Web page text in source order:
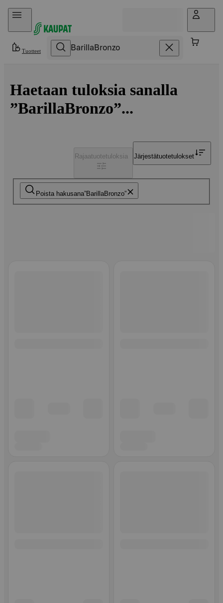
Hyppää sisältöön
Tuotteet
Haetaan tuloksia sanalla
”BarillaBronzo”...
Poista hakusana BarillaBronzo
Rajaatuotetuloksia Järjestätuotetulokset